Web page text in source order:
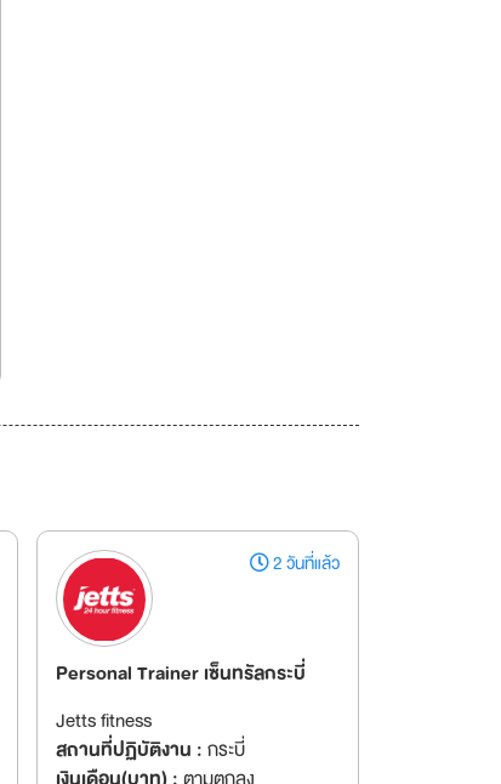
2 วันที่แล้ว
Personal Trainer เซ็นทรัลกระบี่
Jetts fitness
สถานที่ปฏิบัติงาน :กระบี่